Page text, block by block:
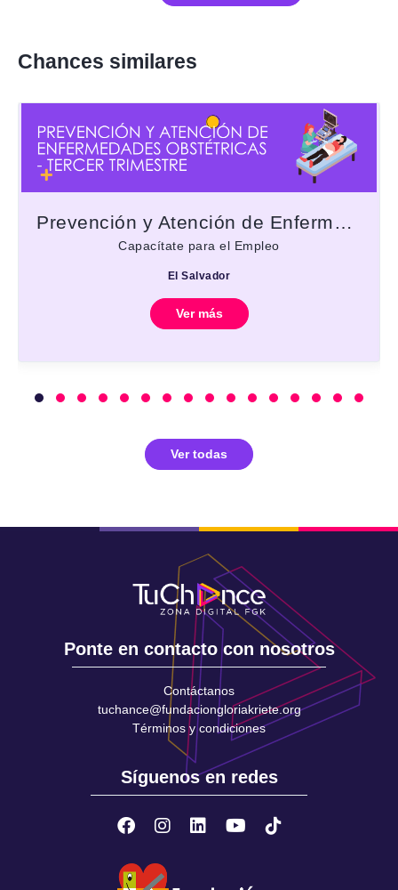
Chances similares
Prevención y Atención de Enfermedades Obstétricas - Tercer trimestre
Capacítate para el Empleo
El Salvador
Ver más
Ver todas
Ponte en contacto con nosotros
Contáctanos
tuchance@fundaciongloriakriete.org
Términos y condiciones
Síguenos en redes